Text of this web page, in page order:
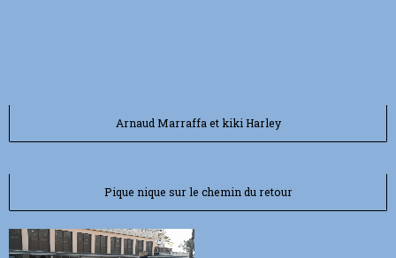
Arnaud Marraffa et kiki Harley
Pique nique sur le chemin du retour